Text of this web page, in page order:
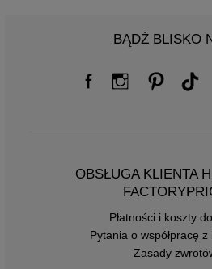
BĄDŹ BLISKO
OBSŁUGA KLIENTA
Płatności i koszty
Pytania o współpracę
Zasady